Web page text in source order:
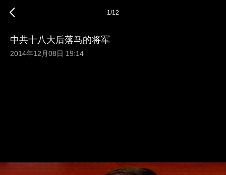
1/12
中共十八大后落马的将军
2014年12月08日 19:14